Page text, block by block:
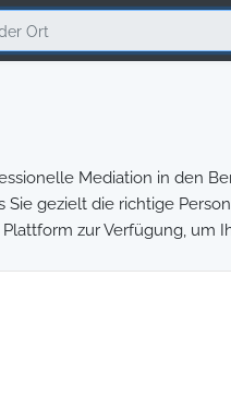
Mediation in den
gezielt die richtige
zur Verfügung, um